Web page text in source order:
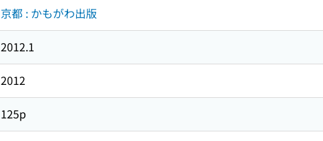
京都 : かもがわ出版
2012.1
2012
125p